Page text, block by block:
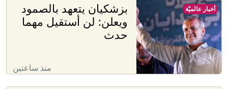
بزشكيان يتعهد بالصمود
ويعلن: لن أستقيل مهما
حدث
منذ ساعتين
أخبار عالميّة